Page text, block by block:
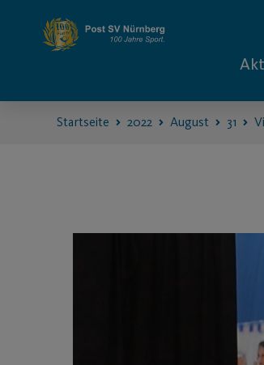
Startseite 2022 August 31